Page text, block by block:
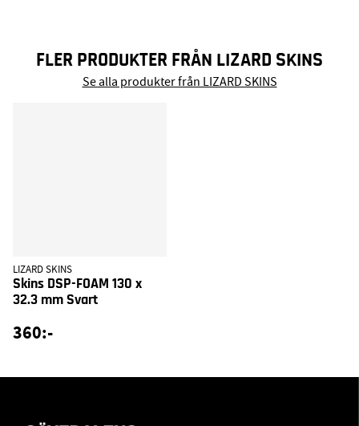
FLER PRODUKTER FRÅN LIZARD SKINS
Se alla produkter från LIZARD SKINS
LIZARD SKINS
Skins DSP-FOAM 130 x
32.3 mm Svart
360:-